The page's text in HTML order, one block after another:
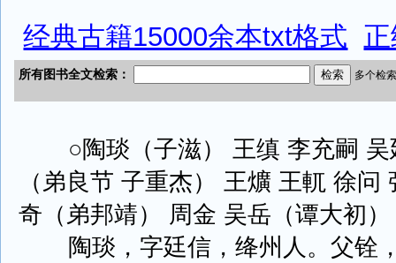
经典古籍15000余本txt格式
○陶琰（子滋） 王缜 李充嗣 吴
（弟良节 子重杰） 王爌 王軏 徐
奇（弟邦靖） 周金 吴岳（谭大初）
陶琰，字廷信，绛州人。父铨